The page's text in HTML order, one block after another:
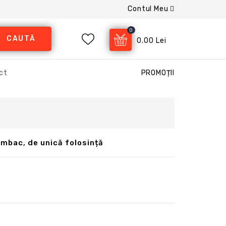
Contul Meu
CAUTĂ
0
0.00 Lei
PROMOȚII
de unică folosință